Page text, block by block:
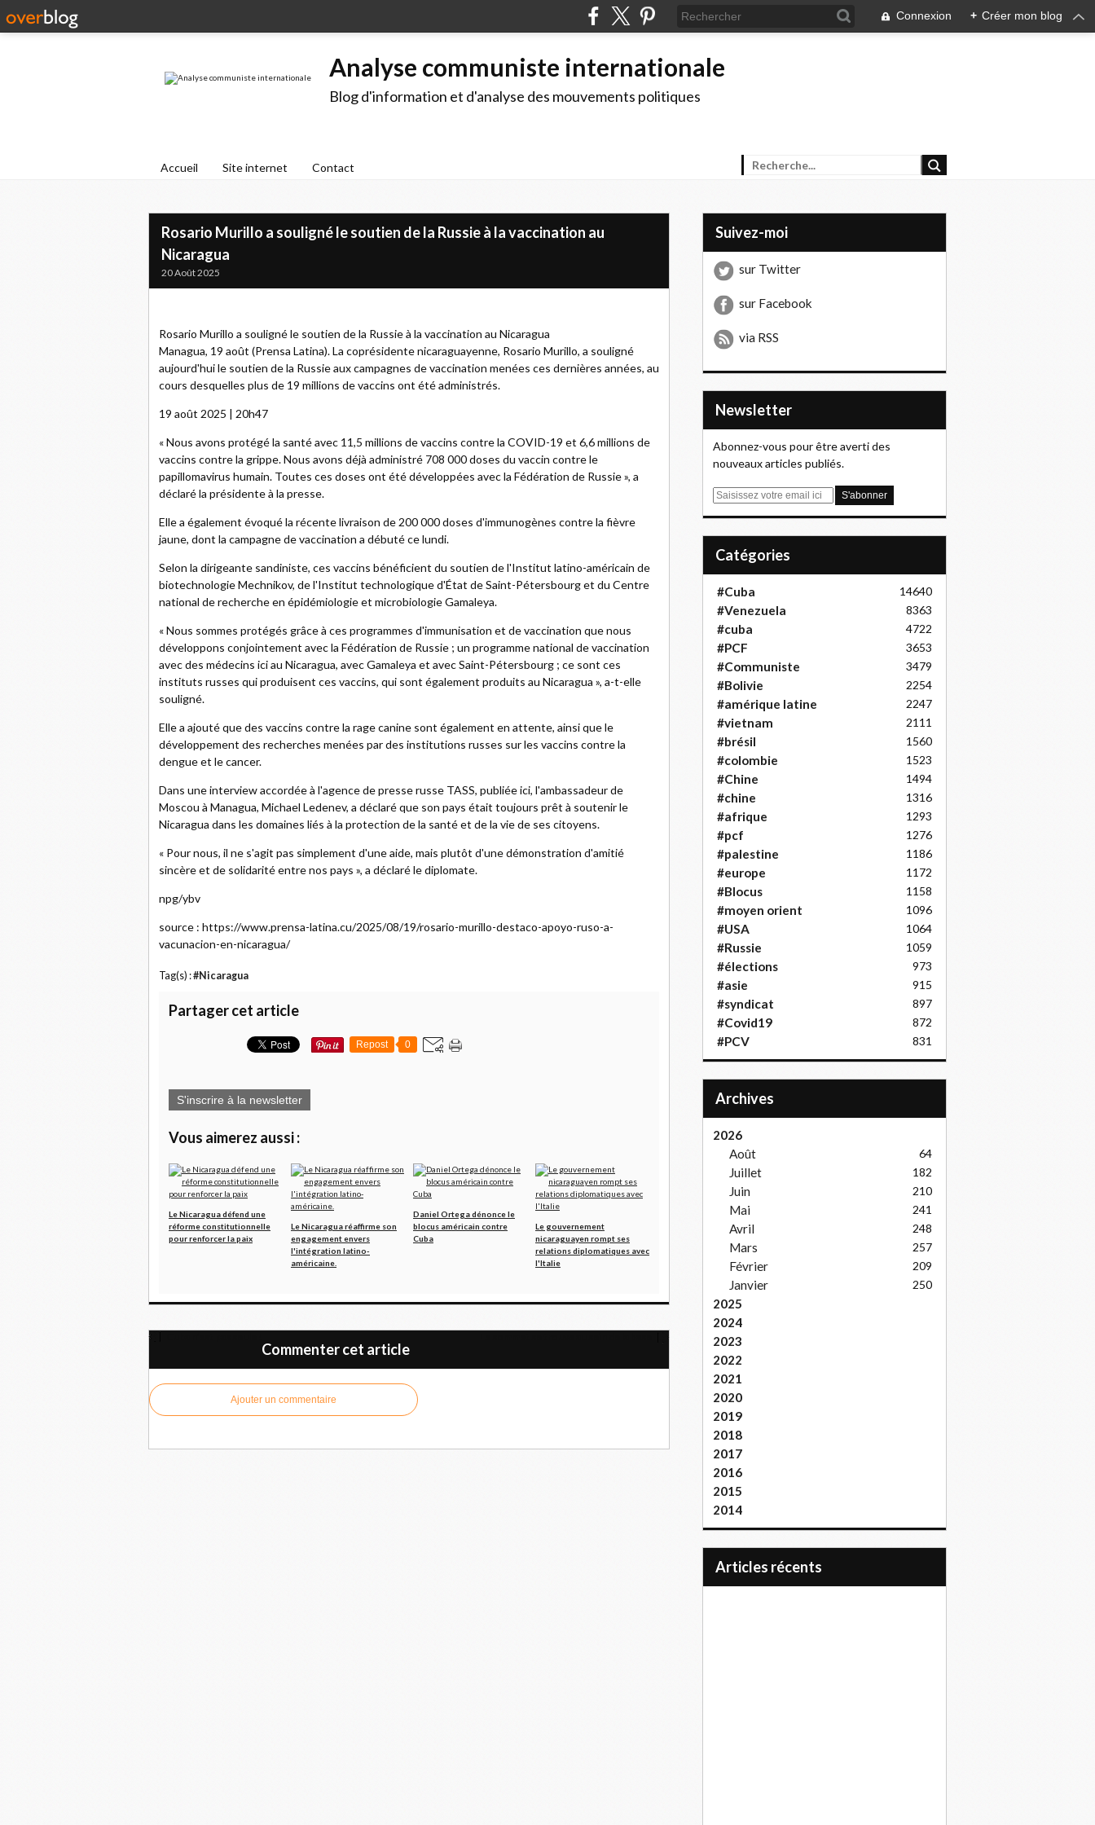
Connexion + Créer mon blog
Analyse communiste internationale
Blog d'information et d'analyse des mouvements politiques
Accueil Site internet Contact
Rosario Murillo a souligné le soutien de la Russie à la vaccination au
Nicaragua
20 Août 2025
Rosario Murillo a souligné le soutien de la Russie à la vaccination au Nicaragua
Managua, 19 août (Prensa Latina). La coprésidente nicaraguayenne, Rosario Murillo, a souligné
aujourd'hui le soutien de la Russie aux campagnes de vaccination menées ces dernières années, au
cours desquelles plus de 19 millions de vaccins ont été administrés.
19 août 2025 | 20h47
« Nous avons protégé la santé avec 11,5 millions de vaccins contre la COVID-19 et 6,6 millions de
vaccins contre la grippe. Nous avons déjà administré 708 000 doses du vaccin contre le
papillomavirus humain. Toutes ces doses ont été développées avec la Fédération de Russie », a
déclaré la présidente à la presse.
Elle a également évoqué la récente livraison de 200 000 doses d'immunogènes contre la fièvre
jaune, dont la campagne de vaccination a débuté ce lundi.
Selon la dirigeante sandiniste, ces vaccins bénéficient du soutien de l'Institut latino-américain de
biotechnologie Mechnikov, de l'Institut technologique d'État de Saint-Pétersbourg et du Centre
national de recherche en épidémiologie et microbiologie Gamaleya.
« Nous sommes protégés grâce à ces programmes d'immunisation et de vaccination que nous
développons conjointement avec la Fédération de Russie ; un programme national de vaccination
avec des médecins ici au Nicaragua, avec Gamaleya et avec Saint-Pétersbourg ; ce sont ces
instituts russes qui produisent ces vaccins, qui sont également produits au Nicaragua », a-t-elle
souligné.
Elle a ajouté que des vaccins contre la rage canine sont également en attente, ainsi que le
développement des recherches menées par des institutions russes sur les vaccins contre la
dengue et le cancer.
Dans une interview accordée à l'agence de presse russe TASS, publiée ici, l'ambassadeur de
Moscou à Managua, Michael Ledenev, a déclaré que son pays était toujours prêt à soutenir le
Nicaragua dans les domaines liés à la protection de la santé et de la vie de ses citoyens.
« Pour nous, il ne s'agit pas simplement d'une aide, mais plutôt d'une démonstration d'amitié
sincère et de solidarité entre nos pays », a déclaré le diplomate.
npg/ybv
source : https://www.prensa-latina.cu/2025/08/19/rosario-murillo-destaco-apoyo-ruso-a-
vacunacion-en-nicaragua/
Tag(s) :#Nicaragua
Partager cet article
Repost 0
S'inscrire à la newsletter
Vous aimerez aussi :
Le Nicaragua défend une
réforme constitutionnelle
pour renforcer la paix
Le Nicaragua réaffirme son
engagement envers
l'intégration latino-
américaine.
Daniel Ortega dénonce le
blocus américain contre
Cuba
Le gouvernement
nicaraguayen rompt ses
relations diplomatiques avec
l'Italie
Commenter cet article
Ajouter un commentaire
Suivez-moi
sur Twitter
sur Facebook
via RSS
Newsletter
Abonnez-vous pour être averti des
nouveaux articles publiés.
E
Catégories
#Cuba 14640
#Venezuela 8363
#cuba 4722
#PCF 3653
#Communiste 3479
#Bolivie 2254
#amérique latine 2247
#vietnam 2111
#brésil 1560
#colombie 1523
#Chine 1494
#chine 1316
#afrique 1293
#pcf 1276
#palestine 1186
#europe 1172
#Blocus 1158
#moyen orient 1096
#USA 1064
#Russie 1059
#élections 973
#asie 915
#syndicat 897
#Covid19 872
#PCV 831
Archives
2026
Août
64
Juillet 182
Juin 210
Mai 241
Avril 248
Mars 257
Février 209
Janvier 250
2025
2024
2023
2022
2021
2020
2019
2018
2017
2016
2015
2014
articles récents